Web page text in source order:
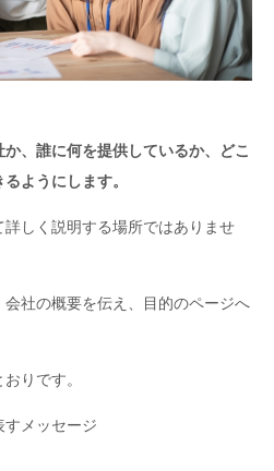
、誰に何を提供しているか、どこ
ようにします。
詳しく説明する場所ではありませ
社の概要を伝え、目的のページへ
りです。
すメッセージ